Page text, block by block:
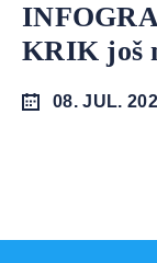
KRIK još
08. JUL.